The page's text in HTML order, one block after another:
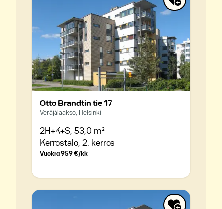
Otto Brandtin tie 17
Veräjälaakso, Helsinki
2H+K+S, 53,0 m²
Kerrostalo, 2. kerros
Vuokra959 €/kk